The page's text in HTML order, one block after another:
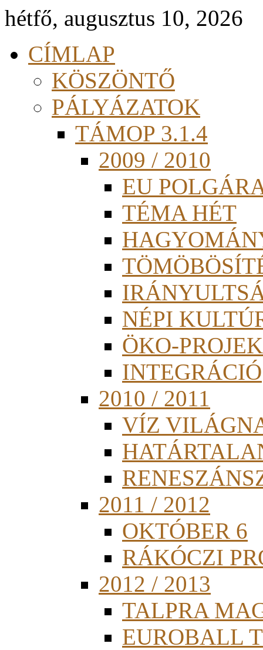
hétfő, augusztus 10, 2026
CÍMLAP
KÖSZÖNTŐ
PÁLYÁZATOK
TÁMOP 3.1.4
2009 / 2010
EU
TÉMA HÉT
NÉPI
ÖKO-
INTEGRÁCIÓ
2010 / 2011
VÍZ
2011 / 2012
OKTÓBER 6
RÁKÓCZI
2012 / 2013
TALPRA
EUROBALL